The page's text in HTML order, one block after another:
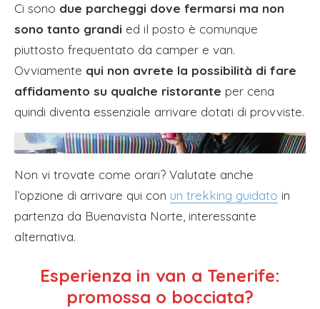
Ci sono due parcheggi dove fermarsi ma non
sono tanto grandi ed il posto è comunque
piuttosto frequentato da camper e van.
Ovviamente qui non avrete la possibilità di fare
affidamento su qualche ristorante per cena
quindi diventa essenziale arrivare dotati di provviste.
Non vi trovate come orari? Valutate anche
l’opzione di arrivare qui con un trekking guidato in
partenza da Buenavista Norte, interessante
alternativa.
Esperienza in van a Tenerife:
promossa o bocciata?